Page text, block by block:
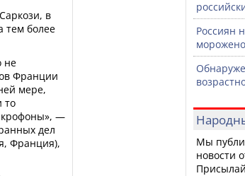
в
тем более
не
Франции
мере,
то
—
дел
Франция),
Россиян
Мы
новости